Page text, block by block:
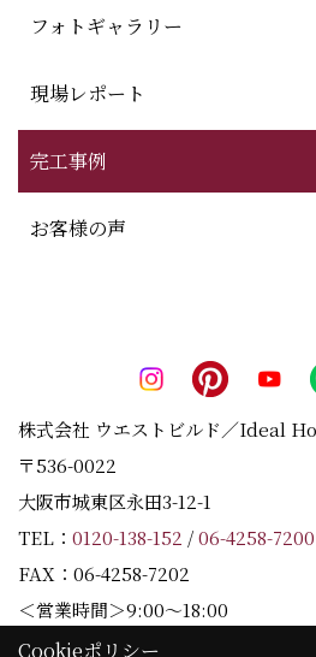
フォトギャラリー
現場レポート
完工事例
お客様の声
株式会社 ウエストビルド／Ideal
〒536-0022
大阪市城東区永田3-12-1
TEL： 0120-138-152 /06-4258-7200
FAX：06-4258-7202
＜営業時間＞9:00～18:00
＜定休日＞水曜日
Cookieポリシー